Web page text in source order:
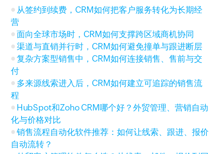
从签约到续费，CRM如何把客户服务转化为长期经
营
面向全球市场时，CRM如何支撑跨区域商机协同
渠道与直销并行时，CRM如何避免撞单与跟进断层
复杂方案型销售中，CRM如何连接销售、售前与交
付
多来源线索进入后，CRM如何建立可追踪的销售流
程
HubSpot和Zoho CRM哪个好？外贸管理、营销自动
化与价格对比
销售流程自动化软件推荐：如何让线索、跟进、报价
自动流转？